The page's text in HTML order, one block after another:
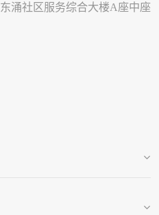
涌社区服务综合大楼A座中座